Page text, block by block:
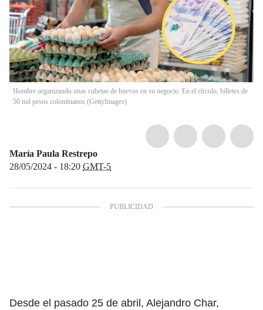
Hombre organizando unas cubetas de huevos en su negocio. En el círculo, billetes de
50 mil pesos colombianos (GettyImages)
María Paula Restrepo
28/05/2024 - 18:20 GMT-5
Desde el pasado 25 de abril, Alejandro Char,